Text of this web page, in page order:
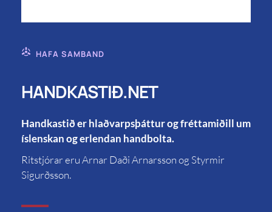
HAFA SAMBAND
HANDKASTIÐ.NET
Handkastið er hlaðvarpsþáttur og fréttamiðill um
íslenskan og erlendan handbolta.
Ritstjórar eru Arnar Daði Arnarsson og Styrmir
Sigurðsson.